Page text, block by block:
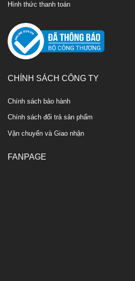
Hình thức thanh toán
CHÍNH SÁCH CÔNG TY
Chính sách bảo hành
Chính sách đổi trả sản phẩm
Vận chuyển và Giao nhận
FANPAGE